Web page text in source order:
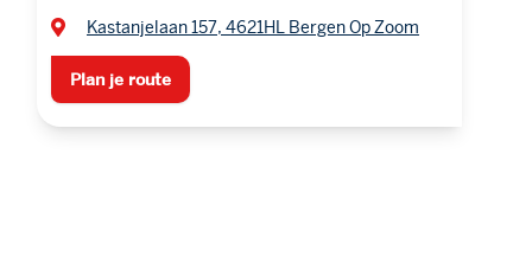
Kastanjelaan 157, 4621HL Bergen Op Zoom
Plan je route